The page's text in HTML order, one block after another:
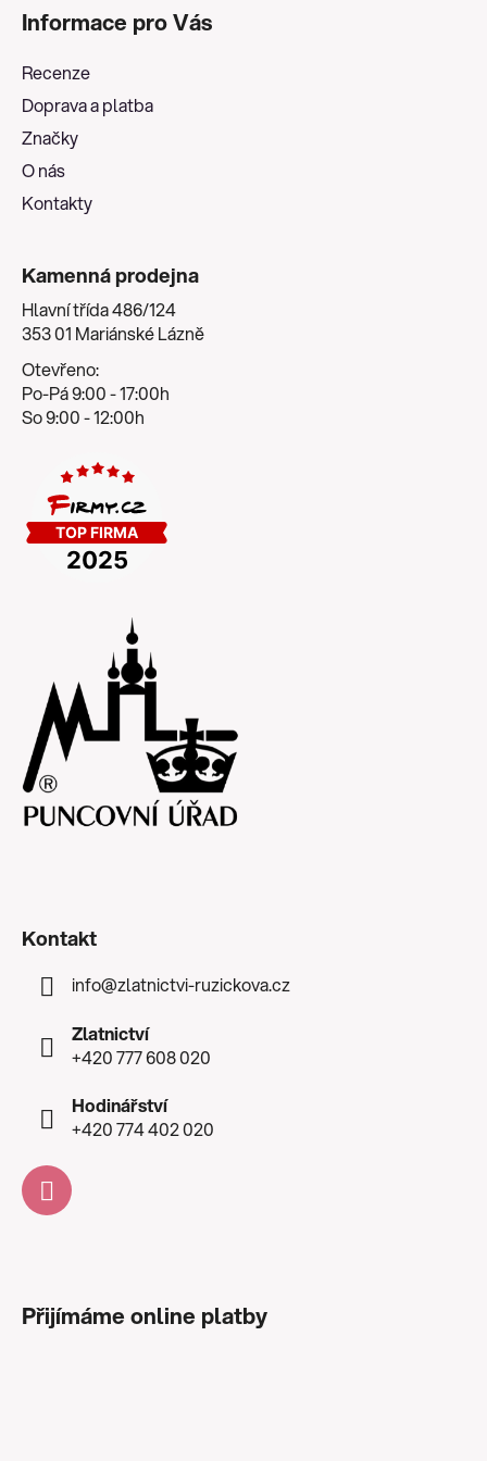
Informace pro Vás
Recenze
Doprava a platba
Značky
O nás
Kontakty
Kamenná prodejna
Hlavní třída 486/124
353 01 Mariánské Lázně
Otevřeno:
Po-Pá 9:00 - 17:00h
So 9:00 - 12:00h
Kontakt
info@zlatnictvi-ruzickova.cz
Zlatnictví
+420 777 608 020
Hodinářství
+420 774 402 020
Přijímáme online platby